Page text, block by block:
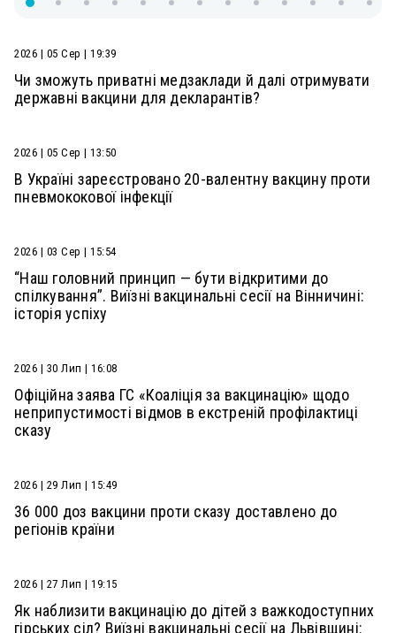
2026 | 05 Сер | 19:39
Чи зможуть приватні медзаклади й далі отримувати
державні вакцини для декларантів?
2026 | 05 Сер | 13:50
В Україні зареєстровано 20-валентну вакцину проти
пневмококової інфекції
2026 | 03 Сер | 15:54
“Наш головний принцип — бути відкритими до
спілкування”. Виїзні вакцинальні сесії на Вінничині:
історія успіху
2026 | 30 Лип | 16:08
Офіційна заява ГС «Коаліція за вакцинацію» щодо
неприпустимості відмов в екстреній профілактиці
сказу
2026 | 29 Лип | 15:49
36 000 доз вакцини проти сказу доставлено до
регіонів країни
2026 | 27 Лип | 19:15
Як наблизити вакцинацію до дітей з важкодоступних
гірських сіл? Виїзні вакцинальні сесії на Львівщині: